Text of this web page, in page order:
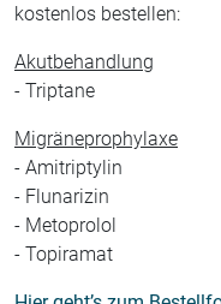
kostenlos bestellen:
Akutbehandlung
- Triptane
Migräneprophylaxe
- Amitriptylin
- Flunarizin
- Metoprolol
- Topiramat